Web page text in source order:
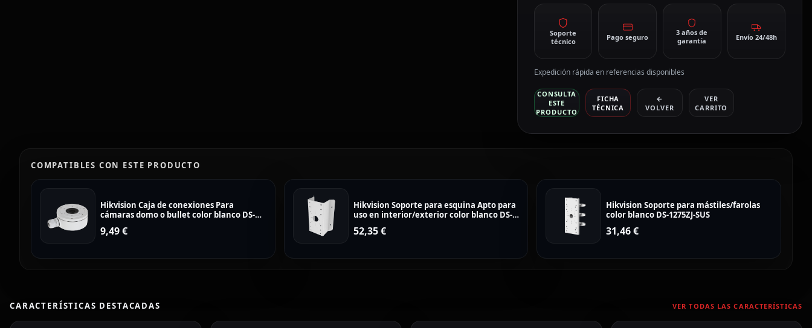
Soporte
técnico
Pago seguro
3 años de
garantía
Envío 24/48h
Expedición rápida en referencias disponibles
CONSULTA
ESTE
PRODUCTO
FICHA
TÉCNICA
←
VOLVER
VER
CARRITO
COMPATIBLES CON ESTE PRODUCTO
Hikvision Caja de conexiones Para
cámaras domo o bullet color blanco DS-
9,49€
Hikvision Soporte para esquina Apto para
uso en interior/exterior color blanco DS-
52,35€
Hikvision Soporte para mástiles/farolas
color blanco DS-1275ZJ-SUS
31,46€
CARACTERÍSTICAS DESTACADAS VER TODAS LAS CARACTERÍSTICAS